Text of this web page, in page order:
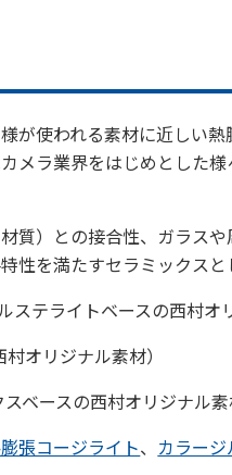
が使われる素材に近しい
メラ業界をはじめとした
質）との接合性、ガラス
性を満たすセラミックスと
ステライトベースの西村オ
オリジナル素材）
ベースの西村オリジナル素
張コージライト、 カラー